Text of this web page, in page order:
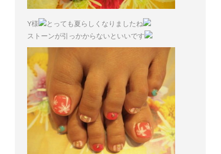
Y様
とっても夏らしくなりましたね
ストーンが引っかからないといいです